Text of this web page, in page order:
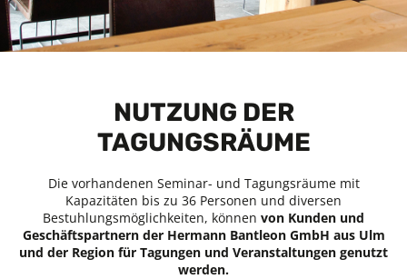
NUTZUNG DER
TAGUNGSRÄUME
Die vorhandenen Seminar- und Tagungsräume mit
Kapazitäten bis zu 36 Personen und diversen
Bestuhlungsmöglichkeiten, können von Kunden und
Geschäftspartnern der Hermann Bantleon GmbH aus Ulm
und der Region für Tagungen und Veranstaltungen genutzt
werden.